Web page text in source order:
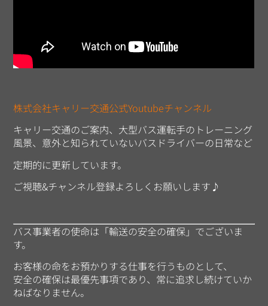
株式会社キャリー交通公式Youtubeチャンネル
キャリー交通のご案内、大型バス運転手のトレーニング
風景、意外と知られていないバスドライバーの日常など
定期的に更新しています。
ご視聴&チャンネル登録よろしくお願いします♪
バス事業者の使命は「輸送の安全の確保」でございま
す。
お客様の命をお預かりする仕事を行うものとして、
安全の確保は最優先事項であり、常に追求し続けていか
ねばなりません。